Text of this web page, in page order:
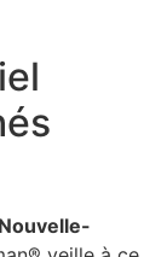
Nouvelle-